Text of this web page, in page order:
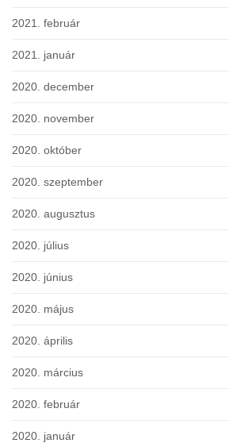
2021. február
2021. január
2020. december
2020. november
2020. október
2020. szeptember
2020. augusztus
2020. július
2020. június
2020. május
2020. április
2020. március
2020. február
2020. január